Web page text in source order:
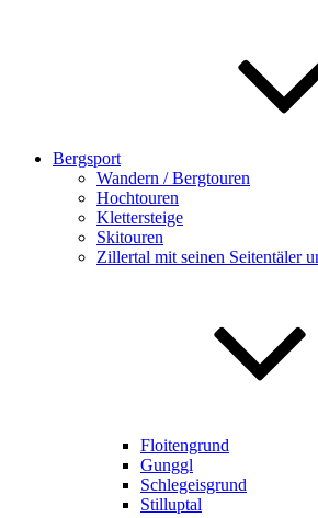
Bergsport
Wandern / Bergtouren
Hochtouren
Klettersteige
Skitouren
Zillertal mit seinen Seitentäler
Floitengrund
Gunggl
Schlegeisgrund
Stilluptal